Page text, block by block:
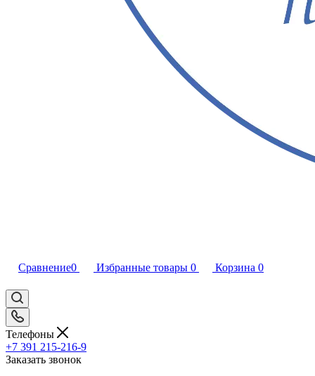
Сравнение0 Избранные товары 0 Корзина 0
Телефоны
+7 391 215-216-9
Заказать звонок